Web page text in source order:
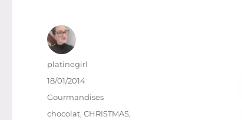
Auteur
platinegirl
Publié
18/01/2014
Catégories
Gourmandises
Étiquettes
chocolat,CHRISTMAS,